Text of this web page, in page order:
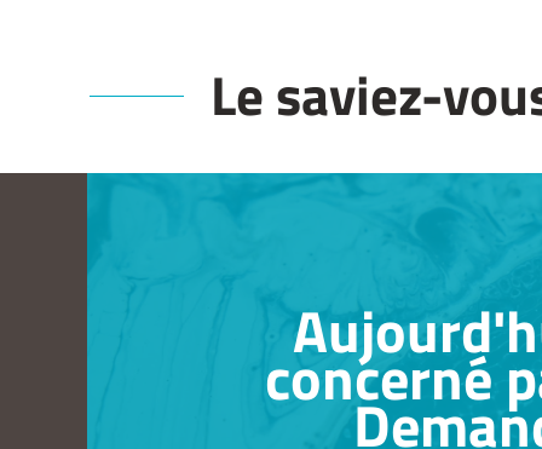
Le saviez-
concerné